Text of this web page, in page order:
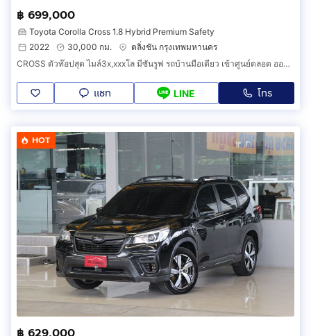
฿ 699,000
Toyota Corolla Cross 1.8 Hybrid Premium Safety
2022
30,000 กม.
ตลิ่งชัน กรุงเทพมหานคร
CROSS ตัวท๊อปสุด ไมล์3x,xxxโล มีซันรูฟ รถบ้านมือเดียว เข้าศูนย์ตลอด ออกรถ0บาท
แชท LINE โทร
HOT